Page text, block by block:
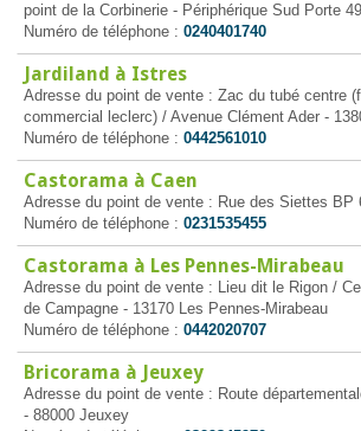
point de la Corbinerie - Périphérique Sud Porte
Numéro de téléphone : 0240401740
Jardiland à Istres
Adresse du point de vente : Zac du tubé centre
commercial leclerc) / Avenue Clément Ader -
Numéro de téléphone : 0442561010
Castorama à Caen
Adresse du point de vente : Rue des Siettes BP
Numéro de téléphone : 0231535455
Castorama à Les Pennes-Mirabeau
Adresse du point de vente : Lieu dit le Rigon /
de Campagne - 13170 Les Pennes-Mirabeau
Numéro de téléphone : 0442020707
Bricorama à Jeuxey
Adresse du point de vente : Route
- 88000 Jeuxey